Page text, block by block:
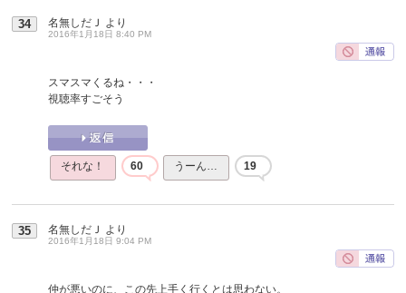
34 名無しだＪ より
2016年1月18日 8:40 PM
スマスマくるね・・・
視聴率すごそう
それな！ 60 うーん… 19
35 名無しだＪ より
2016年1月18日 9:04 PM
仲が悪いのに、この先上手く行くとは思わない。